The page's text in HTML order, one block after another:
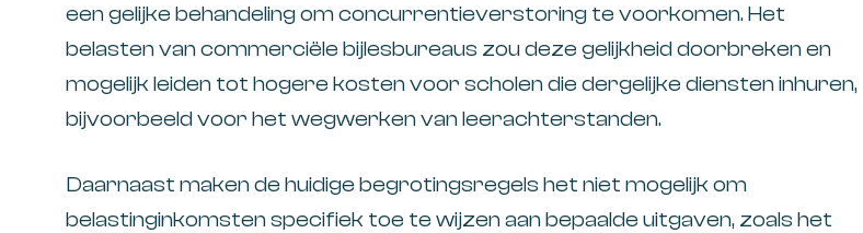
een gelijke behandeling om concurrentieverstoring te voorkomen. Het
belasten van commerciële bijlesbureaus zou deze gelijkheid doorbreken en
mogelijk leiden tot hogere kosten voor scholen die dergelijke diensten inhuren,
bijvoorbeeld voor het wegwerken van leerachterstanden.​
Daarnaast maken de huidige begrotingsregels het niet mogelijk om
belastinginkomsten specifiek toe te wijzen aan bepaalde uitgaven, zoals het